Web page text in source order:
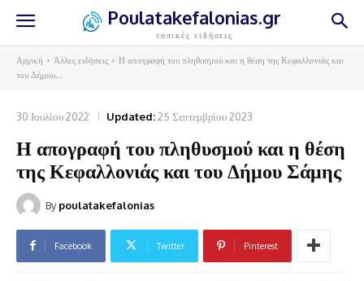
Poulatakefalonias.gr
τοπικές ειδήσεις
Αρχική Άλλες ειδήσεις
Η απογραφή του πληθυσμού και η θέση της Κεφαλλονιάς και
του Δήμου...
30 Ιουλίου 2022 Updated:25 Σεπτεμβρίου 2023
Η απογραφή του πληθυσμού και η θέση
της Κεφαλλονιάς και του Δήμου Σάμης
By poulatakefalonias
Facebook Twitter Pinterest